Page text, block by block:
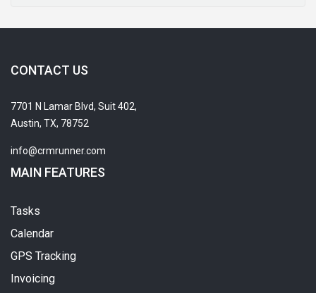
CONTACT US
7701 N Lamar Blvd, Suit 402,
Austin, TX, 78752
info@crmrunner.com
MAIN FEATURES
Tasks
Calendar
GPS Tracking
Invoicing